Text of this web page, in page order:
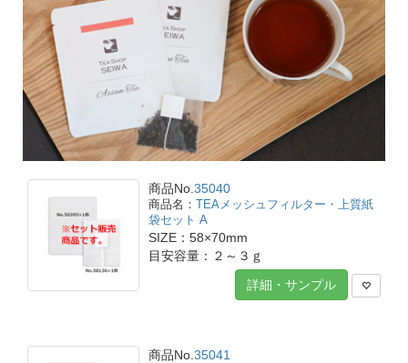
商品No.35040
TEAメッシュフィルター・上質紙
袋セット A
SIZE：58×70mm
目安容量：２～３ｇ
詳細・サンプル
商品No. 35041